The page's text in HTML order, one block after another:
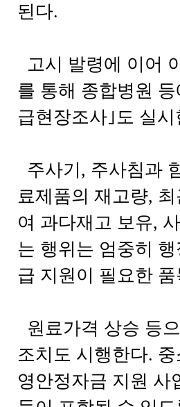
된다.
고시 발령에 이어
를 통해 종합병원
급현장조사｣도 실시
주사기, 주사침과
료제품의 재고량,
여 과다재고 보유,
는 행위는 엄중히
급 지원이 필요한
원료가격 상승 등
조치도 시행한다.
영안정자금 지원 사